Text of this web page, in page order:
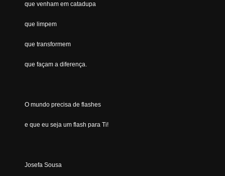
que venham em catadupa
que limpem
que transformem
que façam a diferença.
O mundo precisa de flashes
e que eu seja um flash para Ti!
Josefa Sousa